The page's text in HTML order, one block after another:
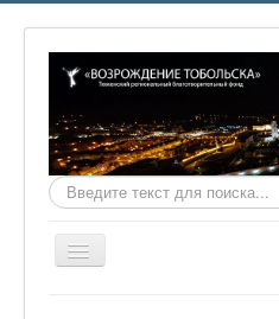
Искать...
Включить/